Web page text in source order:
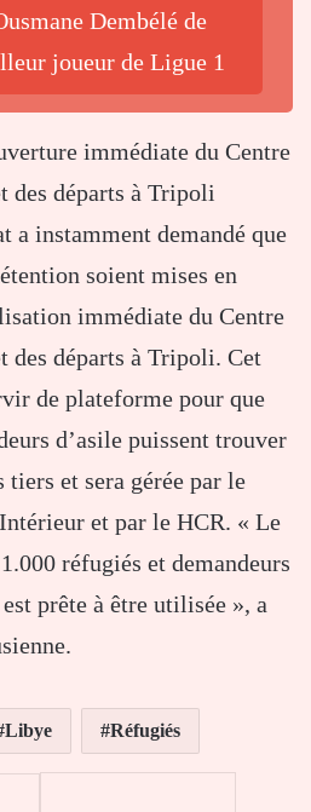
Dembélé de
joueur de Ligue 1
immédiate du Centre
des départs à Tripoli
a instamment demandé que
soient mises en
immédiate du Centre
des départs à Tripoli. Cet
de plateforme pour que
d’asile puissent trouver
tiers et sera gérée par le
et par le HCR. « Le
réfugiés et demandeurs
prête à être utilisée », a
Libye Réfugiés